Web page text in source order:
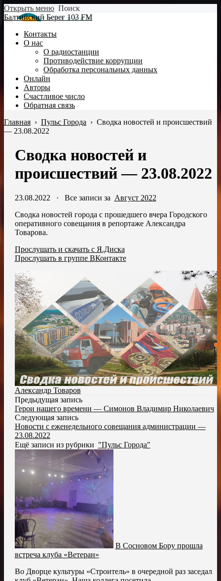
Открыть меню Поиск
Балтийский Берег 103 FM
Контакты
О нас
О радиостанции
Противодействие коррупции
Обработка персональных данных
Онлайн
Авторы
Счастливое число
Обратная связь
Главная › Пульс Города › Сводка новостей и происшествий
— 23.08.2022
Сводка новостей и
происшествий — 23.08.2022
23.08.2022 · Все записи за Август 2022
Сводка новостей города с прошедшего вчера Городского
оперативного совещания в репортаже Александра
Товарова.
Прослушать и скачать с Я.Диска
Прослушать в группе ВКонтакте
Александр Товаров
Предыдущая запись
Герои нашего времени — Симонов Владимир Николаевич
Следующая запись
Новости с еженедельного совещания администрации —
23.08.2022
Ещё записи из рубрики "Пульс Города"
В Сосновом Бору прошла
встреча клуба «Ветеран»
Во Дворце культуры «Строитель» в очередной раз заседал